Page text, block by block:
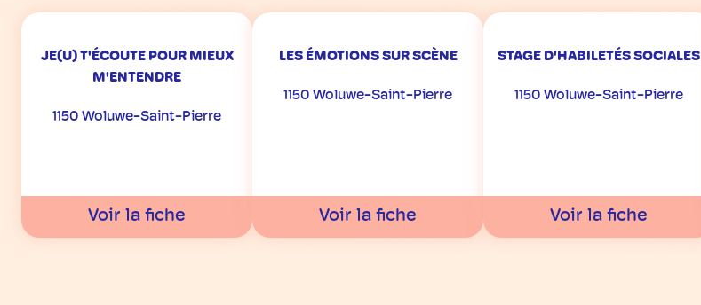
JE(U) T'ÉCOUTE POUR MIEUX
M'ENTENDRE
1150 Woluwe-Saint-Pierre
Voir la fiche
LES ÉMOTIONS SUR SCÈNE
1150 Woluwe-Saint-Pierre
Voir la fiche
STAGE D'HABILETÉS SOCIALES
1150 Woluwe-Saint-Pierre
Voir la fiche